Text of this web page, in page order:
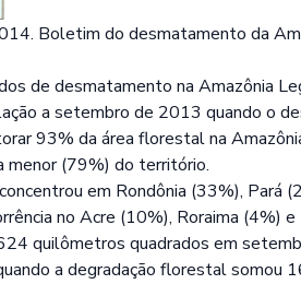
Boletim do desmatamento da
de desmatamento na Amazônia
a setembro de 2013 quando o
93% da área florestal na
menor (79%) do território.
em Rondônia (33%), Pará
no Acre (10%), Roraima (4%)
quilômetros quadrados em
a degradação florestal somou